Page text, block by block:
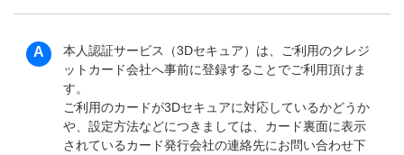
本人認証サービス（3Dセキュア）は、ご利用のクレジ
ットカード会社へ事前に登録することでご利用頂けま
す。
ご利用のカードが3Dセキュアに対応しているかどうか
や、設定方法などにつきましては、カード裏面に表示
されているカード発行会社の連絡先にお問い合わせ下